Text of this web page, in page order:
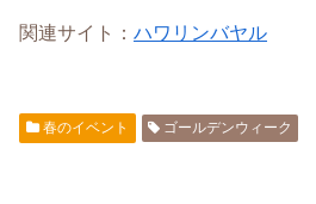
関連サイト： ハワリンバヤル
春のイベント ゴールデンウィーク